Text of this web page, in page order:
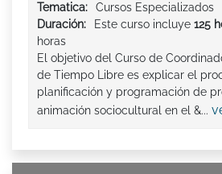
Tematica:
Cursos Especializados
Duración:
Este curso incluye 125
horas
El objetivo del Curso de
de Tiempo Libre es explicar el
planificación y programación de
animación sociocultural en el &...